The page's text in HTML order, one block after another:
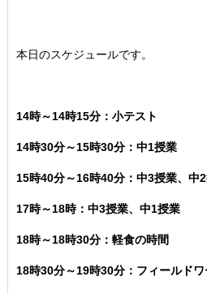
本日のスケジュールです。
14時～14時15分：小テスト
14時30分～15時30分：中1授業
15時40分～16時40分：中3授業、中
17時～18時：中3授業、中1授業
18時～18時30分：軽食の時間
18時30分～19時30分：フィールドワ